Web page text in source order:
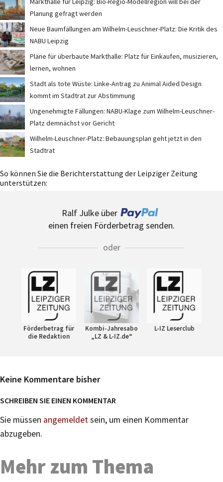
Planung gefragt werden
Neue Baumfällungen am Wilhelm-Leuschner-Platz: Die Kritik des
NABU Leipzig
Pläne für überbaute Markthalle: Platz für Einkaufen, musizieren,
lernen, wohnen
Stadt als tote Wüste: Linke-Antrag zu Animal Aided Design
kommt im Stadtrat zur Abstimmung
Ungenehmigte Fällungen: NABU-Klage zum Wilhelm-Leuschner-
Platz demnächst vor Gericht
Wilhelm-Leuschner-Platz: Bebauungsplan geht jetzt in den
Stadtrat
So können Sie die Berichterstattung der Leipziger Zeitung
unterstützen:
Ralf Julke über
einen freien Förderbetrag senden.
oder
Förderbetrag für
die Redaktion
Kombi-Jahresabo
„LZ & L-IZ.de“
L-IZ Leserclub
Keine Kommentare bisher
SCHREIBEN SIE EINEN KOMMENTAR
Sie müssen angemeldetsein, um einen Kommentar
abzugeben.
Mehr zum Thema